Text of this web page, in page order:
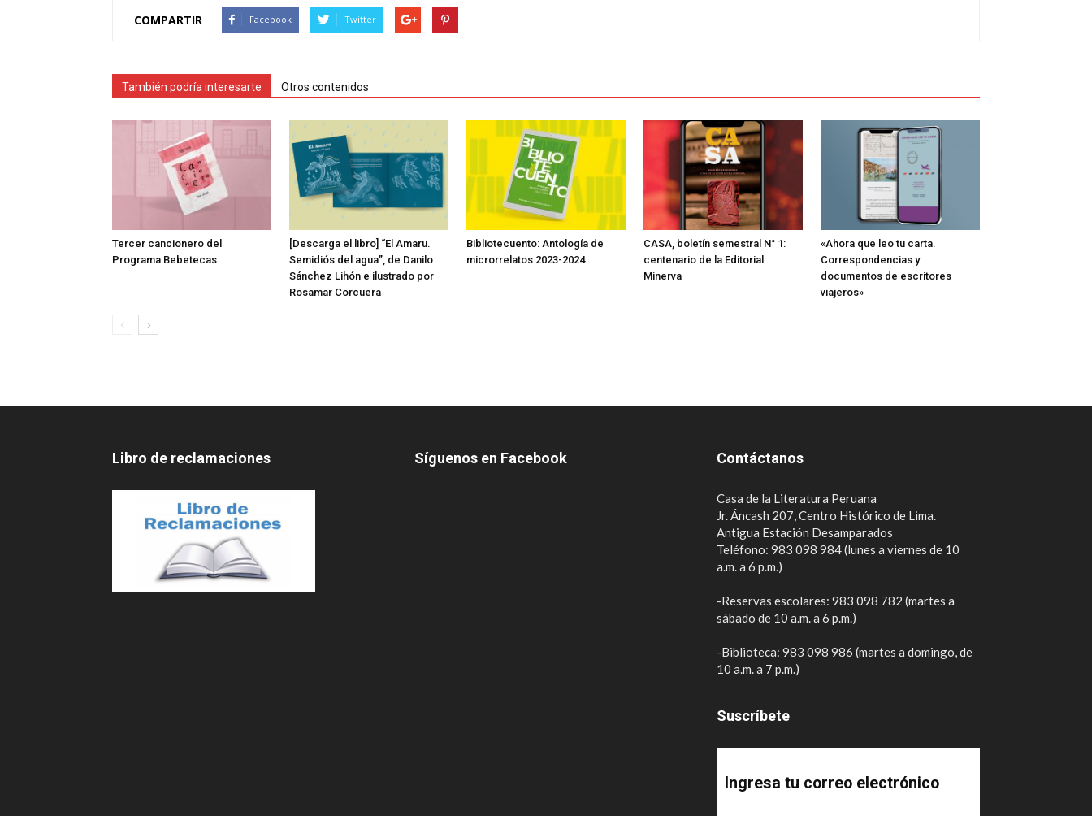
COMPARTIR Facebook Twitter
También podría interesarte Otros contenidos
Tercer cancionero del
Programa Bebetecas
[Descarga el libro] “El Amaru.
Semidiós del agua”, de Danilo
Sánchez Lihón e ilustrado por
Rosamar Corcuera
Bibliotecuento: Antología de
microrrelatos 2023-2024
CASA, boletín semestral N° 1:
centenario de la Editorial
Minerva
«Ahora que leo tu carta.
Correspondencias y
documentos de escritores
viajeros»
Libro de reclamaciones Síguenos en Facebook Contáctanos
Casa de la Literatura Peruana
Jr. Áncash 207, Centro Histórico de Lima.
Antigua Estación Desamparados
Teléfono: 983 098 984 (lunes a viernes de 10
a.m. a 6 p.m.)
-Reservas escolares: 983 098 782 (martes a
sábado de 10 a.m. a 6 p.m.)
-Biblioteca: 983 098 986 (martes a domingo, de
10 a.m. a 7 p.m.)
Suscríbete
Ingresa tu correo electrónico